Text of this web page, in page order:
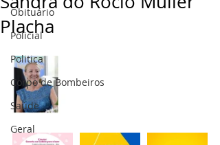
Obituário
Policial
Politica
Corpo de Bombeiros
Saúde
Geral
Placha